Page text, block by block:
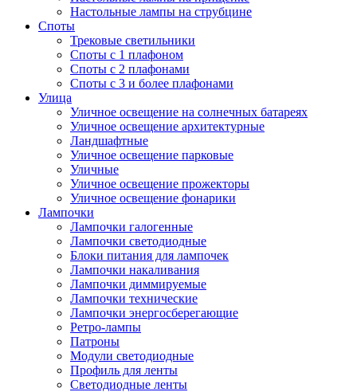
Настольные лампы на струбцине
Споты
Трековые светильники
Споты с 1 плафоном
Споты с 2 плафонами
Споты с 3 и более плафонами
Улица
Уличное освещение на солнечных батареях
Уличное освещение архитектурные
Ландшафтные
Уличное освещение парковые
Уличные
Уличное освещение прожекторы
Уличное освещение фонарики
Лампочки
Лампочки галогенные
Лампочки светодиодные
Блоки питания для лампочек
Лампочки накаливания
Лампочки диммируемые
Лампочки технические
Лампочки энергосберегающие
Ретро-лампы
Патроны
Модули светодиодные
Профиль для ленты
Светодиодные ленты